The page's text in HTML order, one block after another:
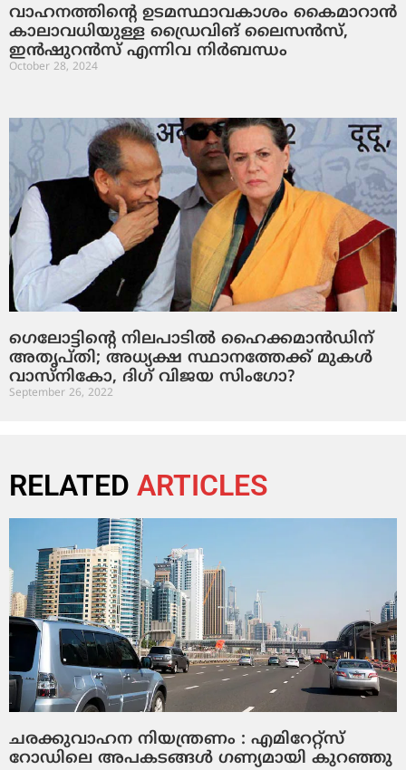
വാഹനത്തിന്റെ ഉടമസ്ഥാവകാശം കൈമാറാൻ
കാലാവധിയുള്ള ഡ്രൈവിങ് ലൈസൻസ്,
ഇൻഷുറൻസ് എന്നിവ നിർബന്ധം
October 28, 2024
ഗെലോട്ടിന്റെ നിലപാടില്‍ ഹൈക്കമാന്‍ഡിന്
അതൃപ്തി; അധ്യക്ഷ സ്ഥാനത്തേക്ക് മുകള്‍
വാസ്നികോ, ദിഗ് വിജയ സിംഗോ?
September 26, 2022
RELATED ARTICLES
ചരക്കുവാഹന നിയന്ത്രണം : എമിറേറ്റ്സ്
റോഡിലെ അപകടങ്ങൾ ഗണ്യമായി കുറഞ്ഞു